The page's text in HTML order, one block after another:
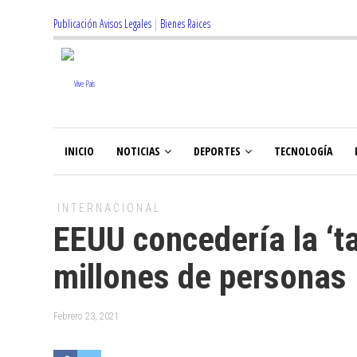
Publicación Avisos Legales | Bienes Raices
INICIO NOTICIAS DEPORTES TECNOLOGÍA
INTERNACIONAL
EEUU concedería la
millones de personas
Febrero 23, 2021